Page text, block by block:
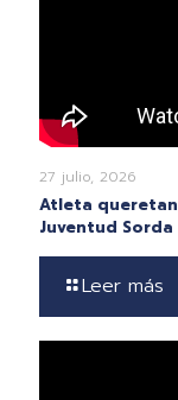
27 julio, 2026
Atleta
Juventud
Leer más